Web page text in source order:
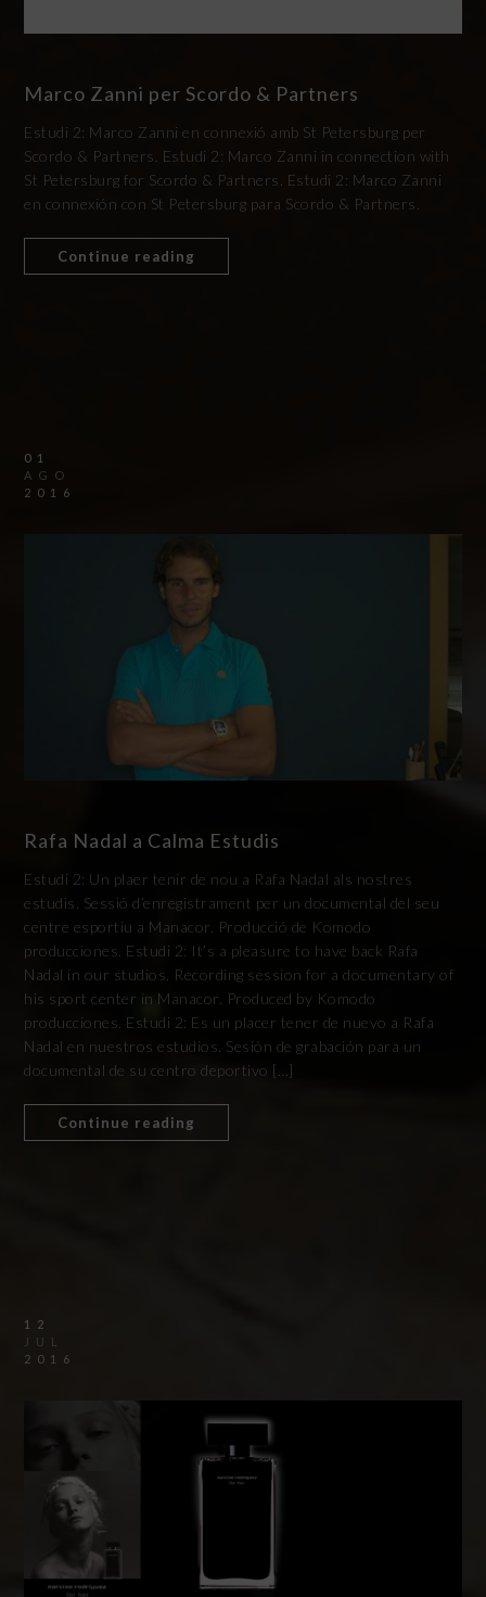
Marco Zanni per Scordo & Partners
Estudi 2: Marco Zanni en connexió amb St Petersburg per
Scordo & Partners. Estudi 2: Marco Zanni in connection with
St Petersburg for Scordo & Partners. Estudi 2: Marco Zanni
en connexión con St Petersburg para Scordo & Partners.
Continue reading
01
AGO
2016
Rafa Nadal a Calma Estudis
Estudi 2: Un plaer tenir de nou a Rafa Nadal als nostres
estudis. Sessió d’enregistrament per un documental del seu
centre esportiu a Manacor. Producció de Komodo
producciones. Estudi 2: It’s a pleasure to have back Rafa
Nadal in our studios. Recording session for a documentary of
his sport center in Manacor. Produced by Komodo
producciones. Estudi 2: Es un placer tener de nuevo a Rafa
Nadal en nuestros estudios. Sesión de grabación para un
documental de su centro deportivo […]
Continue reading
12
JUL
2016